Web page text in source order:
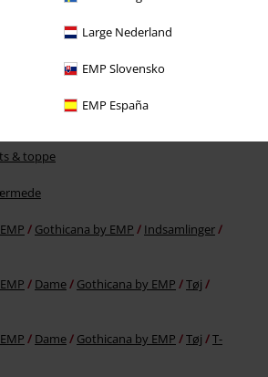
Large Nederland
EMP Slovensko
EMP España
& toppe
Gothicana by EMP
Indsamlinger
Dame Gothicana by EMP
Tøj
Dame Gothicana by EMP Tøj
T-